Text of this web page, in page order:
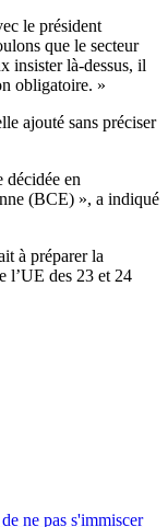
le président
que le secteur
insister là-dessus, il
obligatoire. »
ajouté sans préciser
décidée en
(BCE) », a indiqué
à préparer la
l’UE des 23 et 24
ne pas s'immiscer